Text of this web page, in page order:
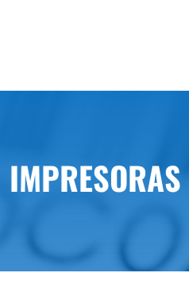
IMPRESORAS